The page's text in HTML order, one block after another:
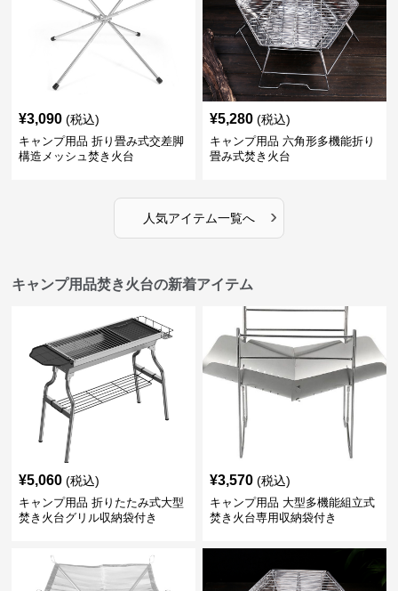
¥3,090 (税込)
キャンプ用品 折り畳み式交差脚
構造メッシュ焚き火台
¥5,280 (税込)
キャンプ用品 六角形多機能折り
畳み式焚き火台
人気アイテム一覧へ ›
キャンプ用品焚き火台の新着アイテム
¥5,060 (税込)
キャンプ用品 折りたたみ式大型
焚き火台グリル収納袋付き
¥3,570 (税込)
キャンプ用品 大型多機能組立式
焚き火台専用収納袋付き